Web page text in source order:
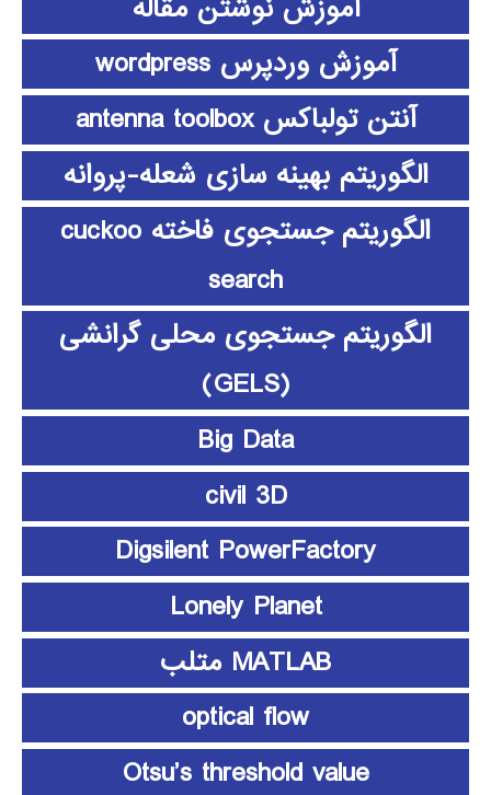
آموزش نوشتن مقاله
آموزش وردپرس wordpress
آنتن تولباکس antenna toolbox
الگوریتم بهینه سازی شعله-پروانه
الگوریتم جستجوی فاخته cuckoo
search
الگوریتم جستجوی محلی گرانشی
(GELS)
Big Data
civil 3D
Digsilent PowerFactory
Lonely Planet
MATLAB متلب
optical flow
Otsu’s threshold value